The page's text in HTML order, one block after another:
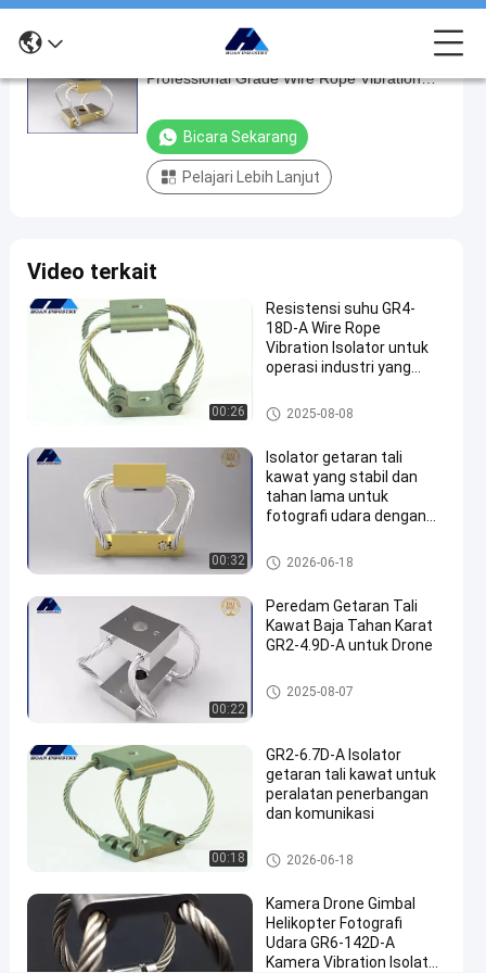
GR2-
12D-
Grade
Wire
Vibration
Isolator
pembuatan
Isolator
Getaran
06-18
9
pandangan
sekarang
Berbagi
kamera
video
Isolator
video
#
Kamera
GR2-12D-A Cinema Shock Absorber
Professional Grade Wire Rope Vibration
Bicara Sekarang
Pelajari Lebih Lanjut
Video terkait
00:26
Resistensi suhu GR4-
18D-A Wire Rope
Vibration Isolator untuk
operasi industri yang
Isolator Getaran Kamera
2025-08-08
00:32
Isolator getaran tali
kawat yang stabil dan
tahan lama untuk
fotografi udara dengan
Spring Shock Absorber
Isolator Getaran Kamera
2026-06-18
00:22
Peredam Getaran Tali
Kawat Baja Tahan Karat
GR2-4.9D-A untuk Drone
Isolator Getaran Kamera
2025-08-07
00:18
GR2-6.7D-A Isolator
getaran tali kawat untuk
peralatan penerbangan
dan komunikasi
Isolator Getaran Kamera
2026-06-18
Kamera Drone Gimbal
Helikopter Fotografi
Udara GR6-142D-A
Kamera Vibration Isolator